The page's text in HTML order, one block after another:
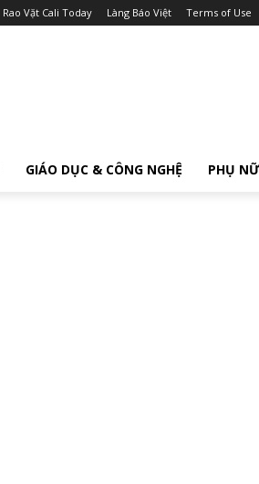
Rao Vặt Cali Today Làng Báo Việt Terms of Use
GIÁO DỤC & CÔNG NGHỆ PHỤ NỮ